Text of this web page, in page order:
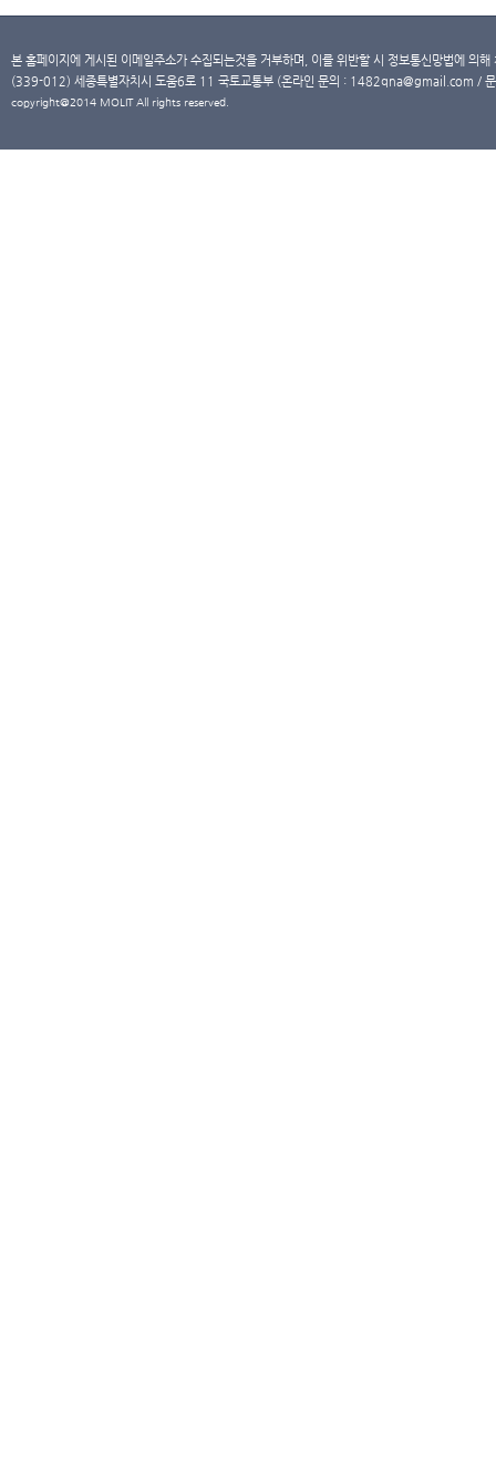
본 홈페이지에 게시된 이메일주소가 수집되는것을 거부하며, 이를 위반할 시 정보통신망법에 의
(339-012) 세종특별자치시 도움6로 11 국토교통부 (온라인 문의 : 1482qna@gmail.com /
copyright@2014 MOLIT All rights reserved.